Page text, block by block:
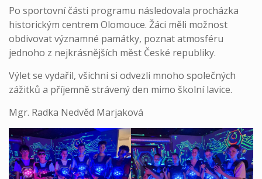
Po sportovní části programu následovala procházka
historickým centrem Olomouce. Žáci měli možnost
obdivovat významné památky, poznat atmosféru
jednoho z nejkrásnějších měst České republiky.
Výlet se vydařil, všichni si odvezli mnoho společných
zážitků a příjemně strávený den mimo školní lavice.
Mgr. Radka Nedvěd Marjaková